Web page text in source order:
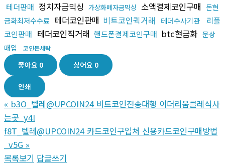
테더판매 정치자금믹싱 가상화폐자금믹싱 소액결제코인구매 돈현
금화최저수수료 테더코인판매 비트코인퀵거래 테더수사기관
리플
코인판매 테더코인직거래 핸드폰결제코인구매 btc현금화 문상
매입
코인돈세탁
좋아요 0 싫어요 0
인쇄
« b3O_텔레@UPCOIN24 비트코인전송대행 이더리움클레식사
는곳_y4I
f8T_텔레@UPCOIN24 카드코인구입처 신용카드코인구매방법
_v5G »
목록보기 답글쓰기